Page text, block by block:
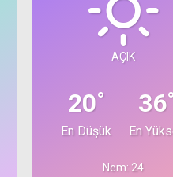
AÇIK
20°
En Düşük
36
En
Nem: 24